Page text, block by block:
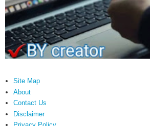
Site Map
About
Contact Us
Disclaimer